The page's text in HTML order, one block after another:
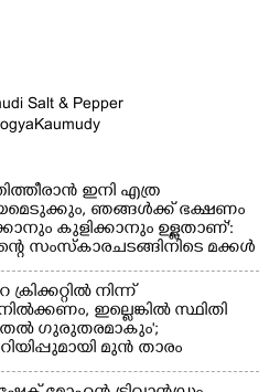
ഇനി എത്ര
ഞങ്ങൾക്ക് ഭക്ഷണം
കുളിക്കാനും ഉള്ളതാണ്':
സംസ്കാരചടങ്ങിനിടെ മക്കൾ
നിന്ന്
ഇല്ലെങ്കിൽ സ്ഥിതി
ഗുരുതരമാകും';
മുൻ താരം
Copy Link